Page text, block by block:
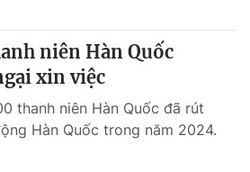
niên Hàn Quốc
xin việc
thanh niên Hàn Quốc đã rút
Hàn Quốc trong năm 2024.